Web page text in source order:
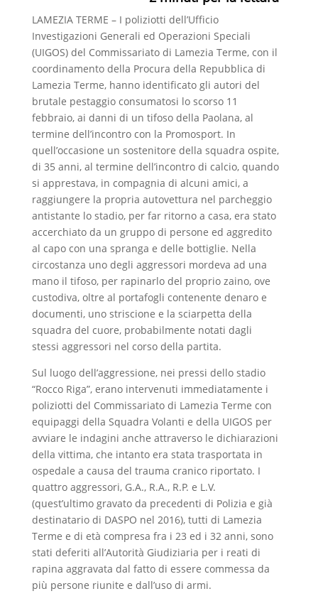
e
b
o
o
k
t
s
A
p
p
e
g
r
a
m
n
d
i
v
i
d
i
LAMEZIA TERME – I poliziotti dell’Ufficio
Investigazioni Generali ed Operazioni Speciali
(UIGOS) del Commissariato di Lamezia Terme, con il
coordinamento della Procura della Repubblica di
Lamezia Terme, hanno identificato gli autori del
brutale pestaggio consumatosi lo scorso 11
febbraio, ai danni di un tifoso della Paolana, al
termine dell’incontro con la Promosport. In
quell’occasione un sostenitore della squadra ospite,
di 35 anni, al termine dell’incontro di calcio, quando
si apprestava, in compagnia di alcuni amici, a
raggiungere la propria autovettura nel parcheggio
antistante lo stadio, per far ritorno a casa, era stato
accerchiato da un gruppo di persone ed aggredito
al capo con una spranga e delle bottiglie. Nella
circostanza uno degli aggressori mordeva ad una
mano il tifoso, per rapinarlo del proprio zaino, ove
custodiva, oltre al portafogli contenente denaro e
documenti, uno striscione e la sciarpetta della
squadra del cuore, probabilmente notati dagli
stessi aggressori nel corso della partita.
Sul luogo dell’aggressione, nei pressi dello stadio
“Rocco Riga”, erano intervenuti immediatamente i
poliziotti del Commissariato di Lamezia Terme con
equipaggi della Squadra Volanti e della UIGOS per
avviare le indagini anche attraverso le dichiarazioni
della vittima, che intanto era stata trasportata in
ospedale a causa del trauma cranico riportato. I
quattro aggressori, G.A., R.A., R.P. e L.V.
(quest’ultimo gravato da precedenti di Polizia e già
destinatario di DASPO nel 2016), tutti di Lamezia
Terme e di età compresa fra i 23 ed i 32 anni, sono
stati deferiti all’Autorità Giudiziaria per i reati di
rapina aggravata dal fatto di essere commessa da
più persone riunite e dall’uso di armi.